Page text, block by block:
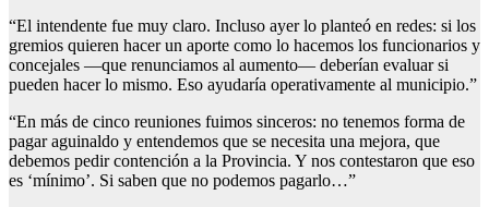
“El intendente fue muy claro. Incluso ayer lo planteó en redes: si los
gremios quieren hacer un aporte como lo hacemos los funcionarios y
concejales —que renunciamos al aumento— deberían evaluar si
pueden hacer lo mismo. Eso ayudaría operativamente al municipio.”
“En más de cinco reuniones fuimos sinceros: no tenemos forma de
pagar aguinaldo y entendemos que se necesita una mejora, que
debemos pedir contención a la Provincia. Y nos contestaron que eso
es ‘mínimo’. Si saben que no podemos pagarlo…”